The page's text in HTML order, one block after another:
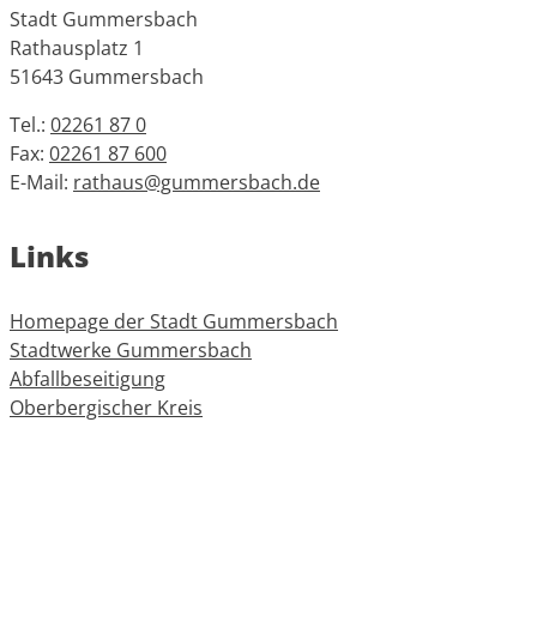
Stadt Gummersbach
Rathausplatz 1
51643 Gummersbach
Tel.: 02261 87 0
Fax: 02261 87 600
E-Mail: rathaus@gummersbach.de
Links
Homepage der Stadt Gummersbach
Stadtwerke Gummersbach
Abfallbeseitigung
Oberbergischer Kreis